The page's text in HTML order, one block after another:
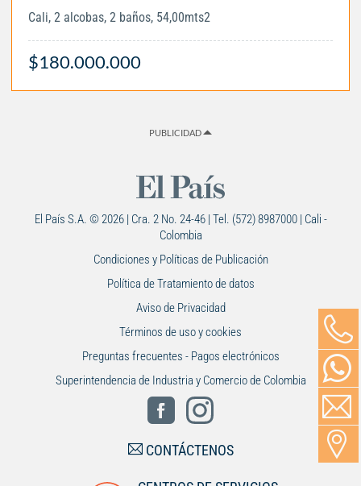
Cali, 2 alcobas, 2 baños, 54,00mts2
$180.000.000
PUBLICIDAD
El País S.A. © 2026 | Cra. 2 No. 24-46 | Tel. (572) 8987000 | Cali -
Colombia
Condiciones y Políticas de Publicación
Política de Tratamiento de datos
Aviso de Privacidad
Términos de uso y cookies
Preguntas frecuentes - Pagos electrónicos
Superintendencia de Industria y Comercio de Colombia
CONTÁCTENOS